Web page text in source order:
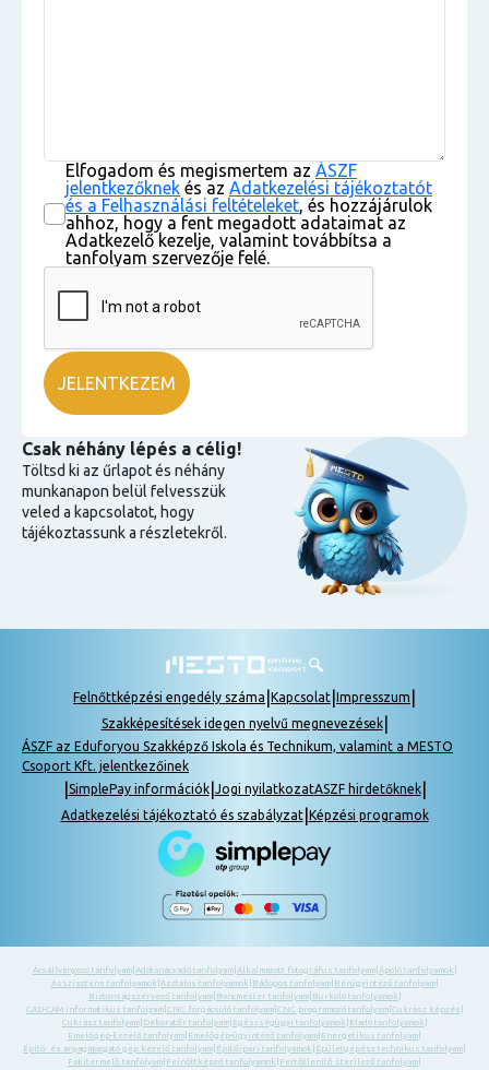
Elfogadom és megismertem az ÁSZF
jelentkezőknek és az Adatkezelési tájékoztatót
és a Felhasználási feltételeket, és hozzájárulok
ahhoz, hogy a fent megadott adataimat az
Adatkezelő kezelje, valamint továbbítsa a
tanfolyam szervezője felé.
Csak néhány lépés a célig!
Töltsd ki az űrlapot és néhány
munkanapon belül felvesszük
veled a kapcsolatot, hogy
tájékoztassunk a részletekről.
Felnőttképzési engedély száma Kapcsolat Impresszum
Szakképesítések idegen nyelvű megnevezések|
ÁSZF az Eduforyou Szakképző Iskola és Technikum, valamint a MESTO
Csoport Kft. jelentkezőinek
SimplePay információk| Jogi nyilatkozatASZF hirdetőknek|
Adatkezelési tájékoztató és szabályzat| Képzési programok
Ácsállványozó tanfolyam| Adótanácsadó tanfolyam| Alkalmazott fotográfus tanfolyam| Ápoló tanfolyamok
Asszisztens tanfolyamok Asztalos tanfolyamok Bádogos tanfolyam| Bérügyintéző tanfolyam|
Biztonságszervező tanfolyam| Boncmester tanfolyam| Burkoló tanfolyamok
CAD-CAM informatikus tanfolyam| CNC forgácsoló tanfolyam| CNC programozó tanfolyam| Cukrász képzés
Cukrász tanfolyam| Dekoratőr tanfolyam| Egészségügyi tanfolyamok Eladó tanfolyamok
Emelőgép-kezelő tanfolyam Emelőgép-ügyintéző tanfolyam Energetikus tanfolyam
Építő- és anyagmozgató gép kezelő tanfolyam Építőipari tanfolyamok Épületgépész technikus tanfolyam
Fakitermelő tanfolyam Felnőttképző tanfolyamok Fertőtlenítő sterilező tanfolyam